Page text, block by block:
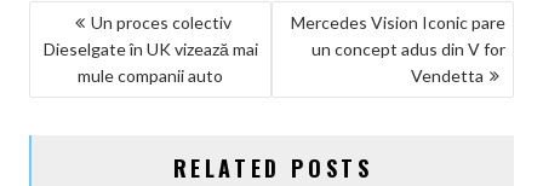
NAVIGARE
ÎN
ARTICOLE
Un proces colectiv
Dieselgate în UK vizează mai
mule companii auto
Mercedes Vision Iconic pare
un concept adus din V for
Vendetta
RELATED POSTS